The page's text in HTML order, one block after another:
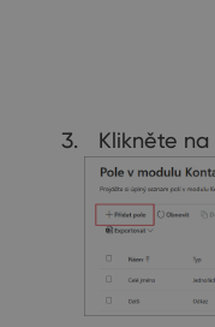
Klikněte na